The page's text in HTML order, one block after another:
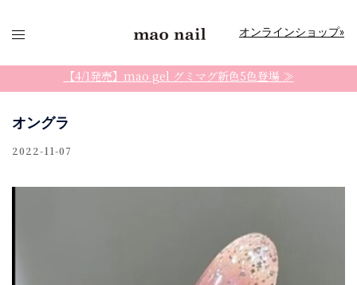
ン
ツ
オンラインショップ»
オングラ
2022-11-07
【4/1発売】mao gel グミマグ新色5色登場 ≫